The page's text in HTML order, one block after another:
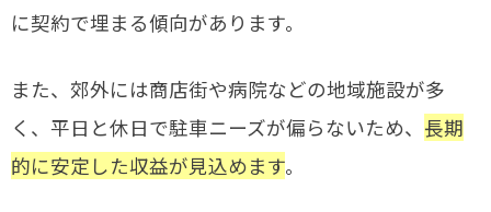
に契約で埋まる傾向があります。
また、郊外には商店街や病院などの地域施設が多
く、平日と休日で駐車ニーズが偏らないため、 長期
的に安定した収益が見込めます。